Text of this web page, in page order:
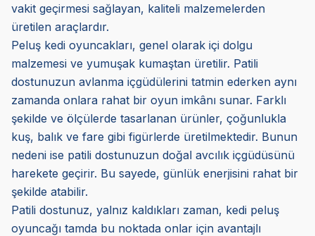
vakit geçirmesi sağlayan, kaliteli malzemelerden
üretilen araçlardır.
Peluş kedi oyuncakları, genel olarak içi dolgu
malzemesi ve yumuşak kumaştan üretilir. Patili
dostunuzun avlanma içgüdülerini tatmin ederken aynı
zamanda onlara rahat bir oyun imkânı sunar. Farklı
şekilde ve ölçülerde tasarlanan ürünler, çoğunlukla
kuş, balık ve fare gibi figürlerde üretilmektedir. Bunun
nedeni ise patili dostunuzun doğal avcılık içgüdüsünü
harekete geçirir. Bu sayede, günlük enerjisini rahat bir
şekilde atabilir.
Patili dostunuz, yalnız kaldıkları zaman, kedi peluş
oyuncağı tamda bu noktada onlar için avantajlı